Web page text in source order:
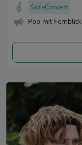
SofaConcert
Pop mit Fernblick